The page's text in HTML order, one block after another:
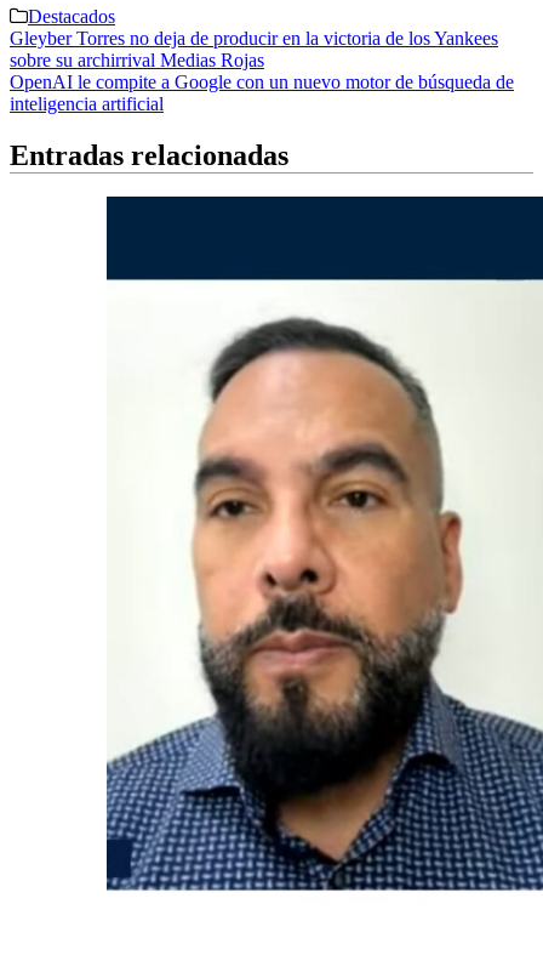
Destacados
Navegación
de
entradas
Gleyber Torres no deja de producir en la victoria de los Yankees
sobre su archirrival Medias Rojas
OpenAI le compite a Google con un nuevo motor de búsqueda de
inteligencia artificial
Entradas relacionadas